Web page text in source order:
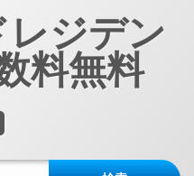
ジデン
料無料
RSS
索: